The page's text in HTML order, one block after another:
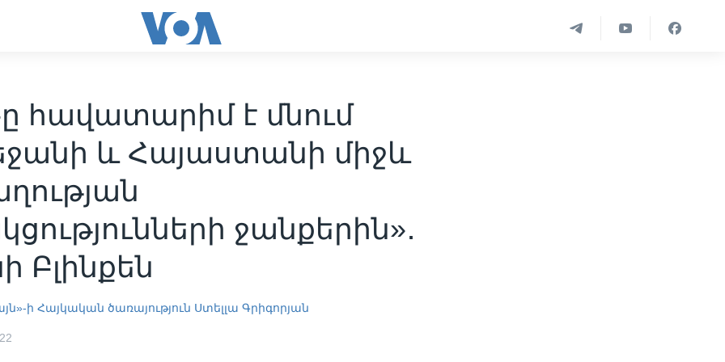
հավատարիմ է մնում
և Հայաստանի միջև
ջանքերին»․
Բլինքեն
ի Հայկական ծառայություն Ստելլա Գրիգորյան